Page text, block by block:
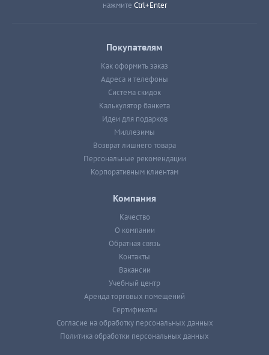
нажмите Ctrl+Enter
Покупателям
Как оформить заказ
Адреса и телефоны
Система скидок
Калькулятор банкета
Идеи для подарков
Миллезимы
Возврат лишнего товара
Персональные рекомендации
Корпоративным клиентам
Компания
Качество
О компании
Обратная связь
Контакты
Вакансии
Учебный центр
Аренда торговых помещений
Сертификаты
Согласие на обработку персональных данных
Политика обработки персональных данных